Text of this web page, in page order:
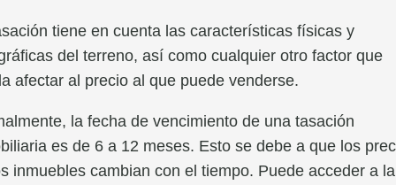
tiene en cuenta las características físicas y
del terreno, así como cualquier otro factor que
afectar al precio al que puede venderse.
la fecha de vencimiento de una tasación
es de 6 a 12 meses. Esto se debe a que los
inmuebles cambian con el tiempo. Puede acceder a la